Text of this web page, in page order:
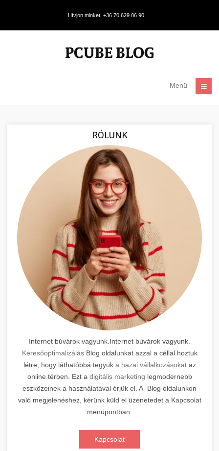
Hívjon minket: +36 70 629 06 90
Menü
RÓLUNK
Internet búvárok vagyunk.Internet búvárok vagyunk.
KeresőoptimalizálásBlog oldalunkat azzal a céllal hoztuk
létre, hogy láthatóbbá tegyük a hazai vállalkozásokataz
online térben. Ezt a digitális marketing legmodernebb
eszközeinek a használatával érjük el. A Blog oldalunkon
való megjelenéshez, kérünk küld el üzenetedet a Kapcsolat
menüpontban.
Kapcsolat